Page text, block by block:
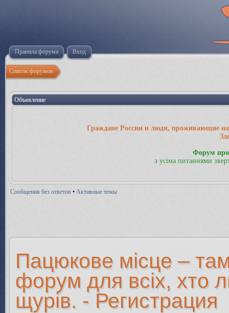
Правила форума Вход
Список форумов
Объявление
Граждане России и люди, проживающие на
Форум
з усіма питаннями
Сообщения без ответов • Активные темы
Пацюкове місце –
форум для всіх, хто
щурів. - Регистрация